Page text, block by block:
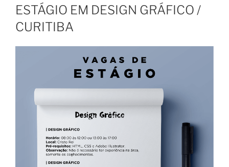
EM
ESTÁGIO EM DESIGN GRÁFICO /
CURITIBA